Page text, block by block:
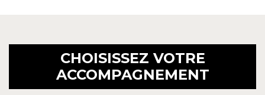
CHOISISSEZ VOTRE
ACCOMPAGNEMENT